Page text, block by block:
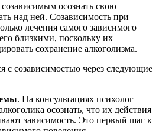
осознать свою
над ней. Созависимость при
лечения самого зависимого
близкими, поскольку их
сохранение алкоголизма.
с созависимостью через следующие
. На консультациях психолог
осознать, что их действия
зависимость. Это первый шаг к